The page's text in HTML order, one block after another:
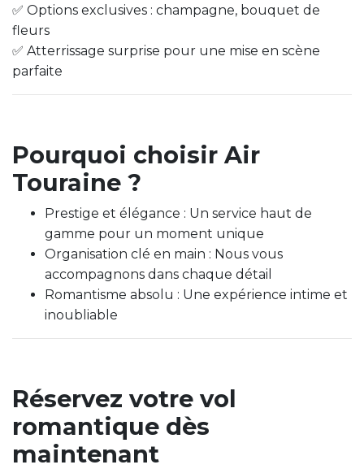
✅ Options exclusives : champagne, bouquet de
fleurs
✅ Atterrissage surprise pour une mise en scène
parfaite
Pourquoi choisir Air
Touraine ?
Prestige et élégance : Un service haut de
gamme pour un moment unique
Organisation clé en main : Nous vous
accompagnons dans chaque détail
Romantisme absolu : Une expérience intime et
inoubliable
Réservez votre vol
romantique dès
maintenant